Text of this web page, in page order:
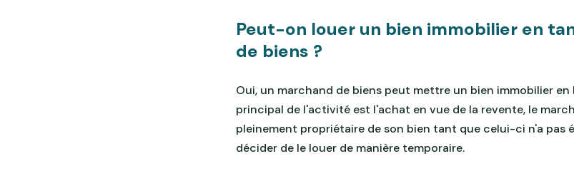
Peut-on louer un bien immobilier en
de biens ?
Oui, un marchand de biens peut mettre un bien immobilier
principal de l'activité est l'achat en vue de la revente, le
pleinement propriétaire de son bien tant que celui-ci n'a pas
décider de le louer de manière temporaire.